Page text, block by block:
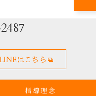
LINEはこちら
指導理念